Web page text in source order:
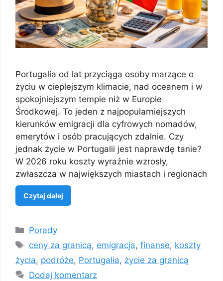
Portugalia od lat przyciąga osoby marzące o
życiu w cieplejszym klimacie, nad oceanem i w
spokojniejszym tempie niż w Europie
Środkowej. To jeden z najpopularniejszych
kierunków emigracji dla cyfrowych nomadów,
emerytów i osób pracujących zdalnie. Czy
jednak życie w Portugalii jest naprawdę tanie?
W 2026 roku koszty wyraźnie wzrosły,
zwłaszcza w największych miastach i regionach
Czytaj dalej
Kategorie
Porady
Tagi
ceny za granicą, emigracja,finanse, koszty
życia, podróże, Portugalia, życie za granicą
Dodaj komentarz